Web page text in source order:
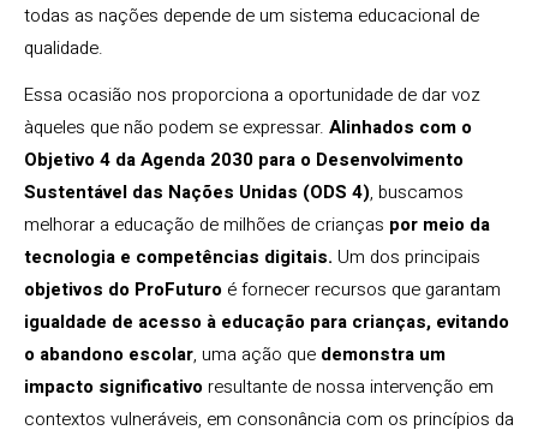
todas as nações depende de um sistema educacional de
qualidade.
Essa ocasião nos proporciona a oportunidade de dar voz
àqueles que não podem se expressar. Alinhados com o
Objetivo 4 da Agenda 2030 para o Desenvolvimento
Sustentável das Nações Unidas (ODS 4), buscamos
melhorar a educação de milhões de crianças por meio da
tecnologia e competências digitais. Um dos principais
objetivos do ProFuturo é fornecer recursos que garantam
igualdade de acesso à educação para crianças, evitando
o abandono escolar, uma ação que demonstra um
impacto significativo resultante de nossa intervenção em
contextos vulneráveis, em consonância com os princípios da